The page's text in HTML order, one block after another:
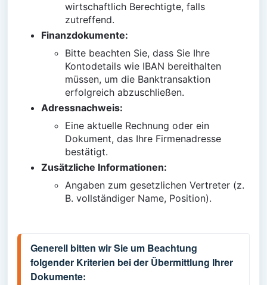
wirtschaftlich Berechtigte, falls
zutreffend.
Finanzdokumente:
Bitte beachten Sie, dass Sie Ihre
Kontodetails wie IBAN bereithalten
müssen, um die Banktransaktion
erfolgreich abzuschließen.
Adressnachweis:
Eine aktuelle Rechnung oder ein
Dokument, das Ihre Firmenadresse
bestätigt.
Zusätzliche Informationen:
Angaben zum gesetzlichen Vertreter (z.
B. vollständiger Name, Position).
Generell bitten wir Sie um Beachtung
folgender Kriterien bei der Übermittlung Ihrer
Dokumente: